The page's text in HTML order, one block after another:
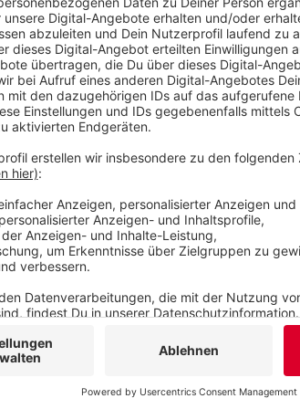
Veröffentlicht:Dienstag, 31.03.2020
Anzeige
Restaurants mit
Anzeige